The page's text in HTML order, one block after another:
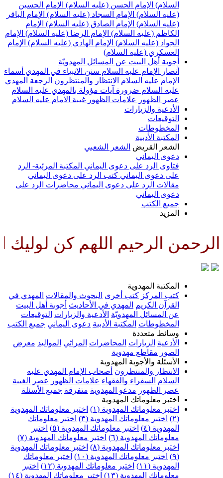
السلام) الإمام الحسن (عليه السلام) الإمام الحسين
(عليه السلام) الإمام السجاد (عليه السلام) الإمام الباقر
(عليه السلام) الإمام الصادق (عليه السلام) الإمام
الكاظم (عليه السلام) الإمام الرضا (عليه السلام) الإمام
الجواد (عليه السلام) الإمام الهادي (عليه السلام) الإمام
العسكري (عليه السلام)
أجوبة أهل البيت عن المسائل المهدويّة
أنصار الإمام عليه السلام سنن الانبياء في المهدي أسماء
الإمام عليه السلام الانتظار والمنتظرون الرجعة المهدي
عليه السلام ضرورة آيات مؤولة بالمهدي عليه السلام
عصر الظهور
علامات الظهور غيبة الامام عليه السلام
الأدعية والزيارات
التوقيعات
المخطوطات
المكتبة الأدبية
الشعر القريض الشعر الشعبي
دعوى اليماني
فتاوى الرد على دعوى اليماني المكتبة المرئية- الرد
على دعوى اليماني كتب الرد على دعوى اليماني
مقالات الرد على دعوى اليماني محاضرات الرد على
دعوى اليماني
جميع الكتب
المزيد
الرحيم اللهم كن لوليك
المكتبة المهدوية
كتب المركز كتب أخرى البحوث والمقالات المهدي في
القرآن الكريم
المهدي في الأحاديث أجوبة أهل البيت
عن المسائل المهدويّة الأدعية والزيارات التوقيعات
المخطوطات المكتبة الأدبية دعوى اليماني جميع الكتب
وسائط متعددة
الأدعية الزيارات المحاضرات المراثي المواليد معرض
الصور مقاطع مهدوية
الأسئلة والأجوبة المهدوية
الانتظار والمنتظرون أصحاب الإمام المهدي عليه
السلام السفراء والفقهاء علامات الظهور
عصر الغيبة
عصر الظهور مدعو المهدوية متفرقة جميع الأسئلة
اختبر معلوماتك المهدوية
اختبر معلوماتك المهدوية (١)
اختبر معلوماتك المهدوية
(٢)
اختبر معلوماتك المهدوية (٣)
اختبر معلوماتك
المهدوية (٤)
اختبر معلوماتك المهدوية (٥)
اختبر
معلوماتك المهدوية (٦)
اختبر معلوماتك المهدوية (٧)
اختبر معلوماتك المهدوية (٨)
اختبر معلوماتك المهدوية
(٩)
اختبر معلوماتك المهدوية (١٠)
اختبر معلوماتك
المهدوية (١١)
اختبر معلوماتك المهدوية (١٢)
اختبر
معلوماتك المهدوية (١٣)
اختبر معلوماتك المهدوية (١٤)